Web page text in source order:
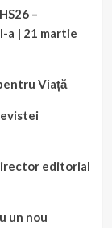
–
a | 21 martie
Viață
editorial
un nou